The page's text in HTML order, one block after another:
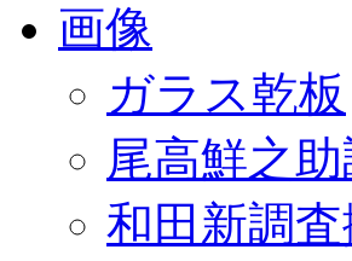
画像
ガラス乾板
尾高鮮之
和田新調